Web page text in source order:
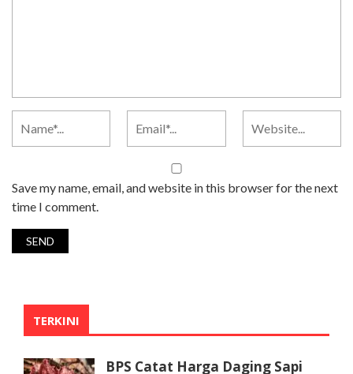
Save my name, email, and website in this browser for the next
time I comment.
TERKINI
BPS Catat Harga Daging Sapi